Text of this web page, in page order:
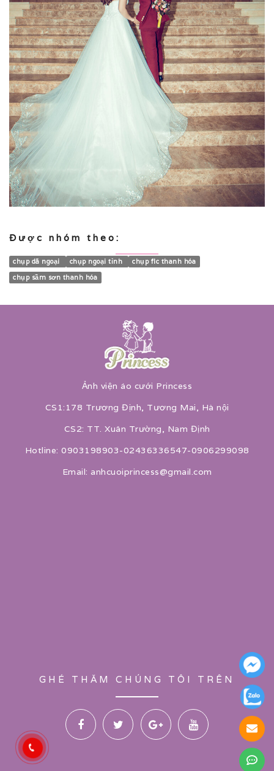
Được nhóm theo:
chụp dã ngoại chụp ngoại tỉnh
chụp flc thanh hóa
chụp sầm sơn thanh hóa
Ảnh viện áo cưới Princess
CS1:178 Trương Định, Tương Mai, Hà nội
CS2: TT. Xuân Trường, Nam Định
Hotline: 0903198903-02436336547-0906299098
Email: anhcuoiprincess@gmail.com
GHÉ THĂM CHÚNG TÔI TRÊN